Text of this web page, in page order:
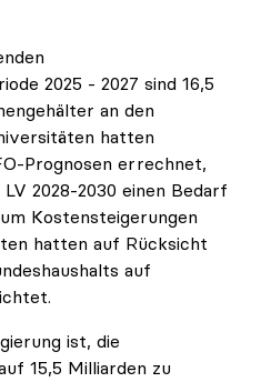
2025 - 2027 sind 16,5
an den
hatten
Prognosen errechnet,
2028-2030 einen Bedarf
Kostensteigerungen
hatten auf Rücksicht
auf
ist, die
15,5 Milliarden zu